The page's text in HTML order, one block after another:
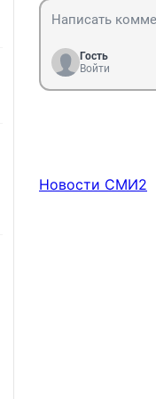
Гость
Войти
Новости СМИ2